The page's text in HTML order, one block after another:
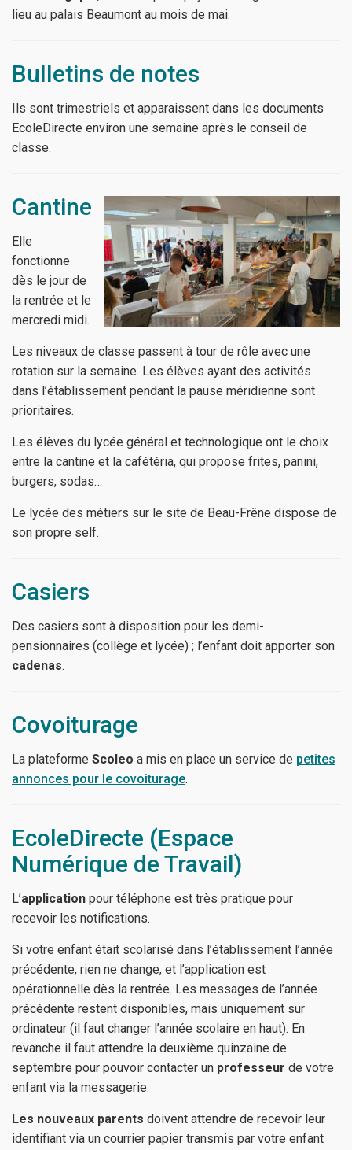
lieu au palais Beaumont au mois de mai.
Bulletins de notes
Ils sont trimestriels et apparaissent dans les documents
EcoleDirecte environ une semaine après le conseil de
classe.
Cantine
Elle
fonctionne
dès le jour de
la rentrée et le
mercredi midi.
Les niveaux de classe passent à tour de rôle avec une
rotation sur la semaine. Les élèves ayant des activités
dans l’établissement pendant la pause méridienne sont
prioritaires.
Les élèves du lycée général et technologique ont le choix
entre la cantine et la cafétéria, qui propose frites, panini,
burgers, sodas…
Le lycée des métiers sur le site de Beau-Frêne dispose de
son propre self.
Casiers
Des casiers sont à disposition pour les demi-
pensionnaires (collège et lycée) ; l’enfant doit apporter son
cadenas.
Covoiturage
La plateforme Scoleo a mis en place un service de petites
annonces pour le covoiturage.
EcoleDirecte (Espace
Numérique de Travail)
L’application pour téléphone est très pratique pour
recevoir les notifications.
Si votre enfant était scolarisé dans l’établissement l’année
précédente, rien ne change, et l’application est
opérationnelle dès la rentrée. Les messages de l’année
précédente restent disponibles, mais uniquement sur
ordinateur (il faut changer l’année scolaire en haut). En
revanche il faut attendre la deuxième quinzaine de
septembre pour pouvoir contacter un professeur de votre
enfant via la messagerie.
Les nouveaux parents doivent attendre de recevoir leur
identifiant via un courrier papier transmis par votre enfant